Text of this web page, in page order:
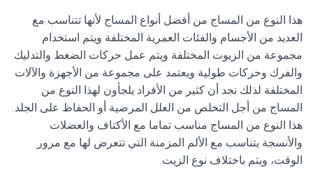
هذا النوع من المساج من أفضل أنواع المساج لأنها تتناسب مع
العديد من الأجسام والفئات العمرية المختلفة ويتم استخدام
مجموعة من الزيوت المختلفة ويتم عمل حركات الضغط والتدليك
والفرك وحركات طولية ويعتمد على مجموعة من الأجهزة والآلات
المختلفة لذلك نجد أن كثير من الأفراد يلجأون لهذا النوع من
المساج من أجل التخلص من العلل المرضية أو الحفاظ على الجلد.
هذا النوع من المساج مناسب تماما مع الأكتاف والعضلات
والأنسجة يتناسب مع الألم المزمنة التي تتعرض لها مع مرور
الوقت، ويتم باختلاف نوع الزيت.